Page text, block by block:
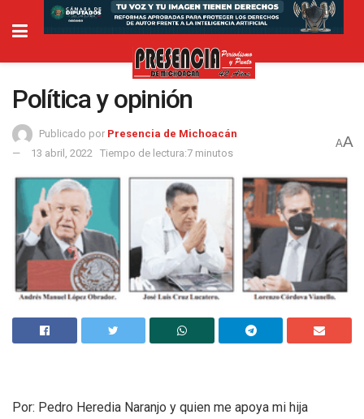
Política y opinión
Publicado por Presencia de Michoacán
13 abril, 2022
Tiempo de lectura:7 minutos
AA
Por: Pedro Heredia Naranjo y quien me apoya mi hija